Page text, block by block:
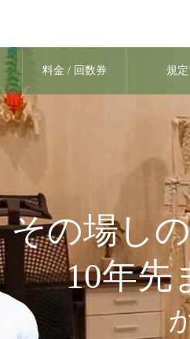
料金 / 回数券 規定
その場し
10年先